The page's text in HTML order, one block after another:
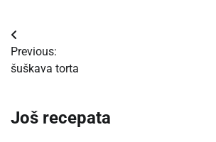
Post
navigation
Previous:
šuškava torta
Još recepata